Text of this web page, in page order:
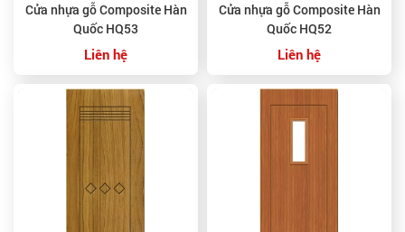
Cửa nhựa gỗ Composite Hàn
Quốc HQ53
Liên hệ
Cửa nhựa gỗ Composite Hàn
Quốc HQ52
Liên hệ